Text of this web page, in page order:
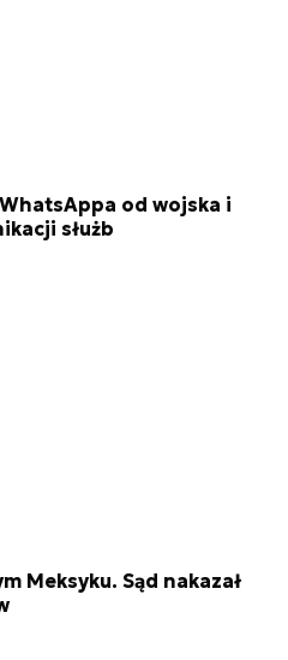
od wojska i
służb
Meksyku. Sąd nakazał